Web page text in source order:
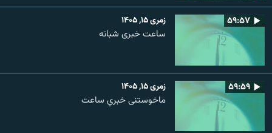
۵۹:۵۷ زمری ۱۵, ۱۴۰۵
ساعت خبری شبانه
۵۹:۵۹ زمری ۱۵, ۱۴۰۵
ماخوستنی خبري ساعت